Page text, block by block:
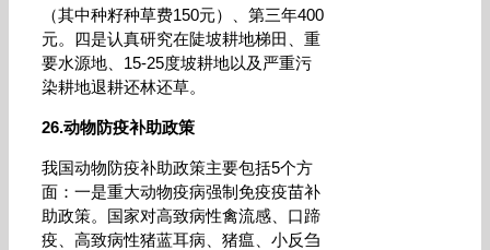
（其中种籽种草费150元）、第三年400
元。四是认真研究在陡坡耕地梯田、重
要水源地、15-25度坡耕地以及严重污
染耕地退耕还林还草。
26.动物防疫补助政策
我国动物防疫补助政策主要包括5个方
面：一是重大动物疫病强制免疫疫苗补
助政策。国家对高致病性禽流感、口蹄
疫、高致病性猪蓝耳病、猪瘟、小反刍